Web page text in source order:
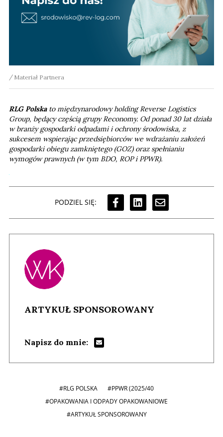
Materiał Partnera
RLG Polska to międzynarodowy holding Reverse Logistics
Group, będący częścią grupy Reconomy. Od ponad 30 lat działa
w branży gospodarki odpadami i ochrony środowiska, z
sukcesem wspierając przedsiębiorców we wdrażaniu założeń
gospodarki obiegu zamkniętego (GOZ) oraz spełnianiu
wymogów prawnych (w tym BDO, ROP i PPWR).
PODZIEL SIĘ:
ARTYKUŁ SPONSOROWANY
Napisz do mnie:
#RLG POLSKA
#PPWR (2025/40
#OPAKOWANIA I ODPADY OPAKOWANIOWE
#ARTYKUŁ SPONSOROWANY